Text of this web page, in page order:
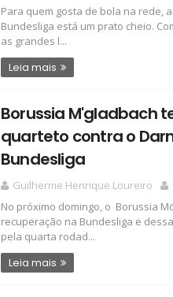
Para quem gosta de bola na rede,
Bundesliga está um prato cheio.
as grandes l...
Leia mais
Borussia M'gladbach
quarteto contra o
Bundesliga
Guilherme Henrique Loureiro
No próximo domingo, o Borussia
recuperação na Bundesliga e
pela quarta rodad...
Leia mais